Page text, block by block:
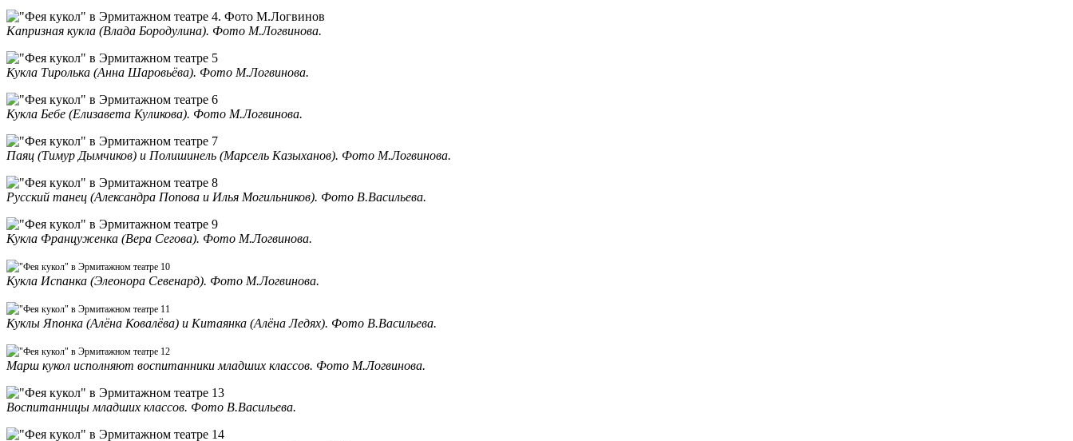
Капризная кукла (Влада Бородулина). Фото М.Логвинова.
Кукла Тиролька (Анна Шаровьёва). Фото М.Логвинова.
Кукла Бебе (Елизавета Куликова). Фото М.Логвинова.
Паяц (Тимур Дымчиков) и Полишинель (Марсель Казыханов). Фото М.Логвинова.
Русский танец (Александра Попова и Илья Могильников). Фото В.Васильева.
Кукла Француженка (Вера Сегова). Фото М.Логвинова.
Кукла Испанка (Элеонора Севенард). Фото М.Логвинова.
Куклы Японка (Алёна Ковалёва) и Китаянка (Алёна Ледях). Фото В.Васильева.
Марш кукол исполняют воспитанники младших классов. Фото М.Логвинова.
Воспитанницы младших классов. Фото В.Васильева.